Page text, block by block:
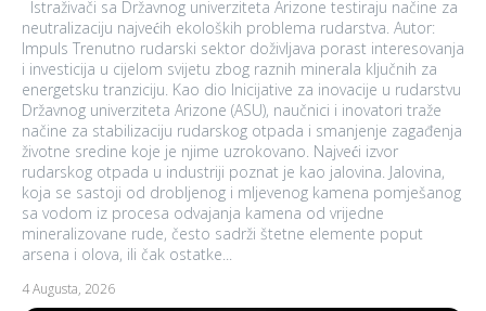
neutralizaciju najvećih ekoloških problema rudarstva. Autor:
Impuls Trenutno rudarski sektor doživljava porast interesovanja
i investicija u cijelom svijetu zbog raznih minerala ključnih za
energetsku tranziciju. Kao dio Inicijative za inovacije u rudarstvu
Državnog univerziteta Arizone (ASU), naučnici i inovatori traže
načine za stabilizaciju rudarskog otpada i smanjenje zagađenja
životne sredine koje je njime uzrokovano. Najveći izvor
rudarskog otpada u industriji poznat je kao jalovina. Jalovina,
koja se sastoji od drobljenog i mljevenog kamena pomješanog
sa vodom iz procesa odvajanja kamena od vrijedne
mineralizovane rude, često sadrži štetne elemente poput
arsena i olova, ili čak ostatke...
4 Augusta, 2026